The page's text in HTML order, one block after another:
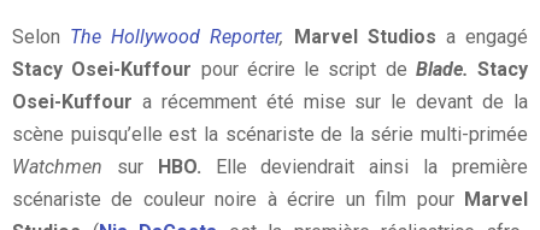
Selon The Hollywood Reporter, Marvel Studios a engagé
Stacy Osei-Kuffour pour écrire le script de Blade. Stacy
Osei-Kuffour a récemment été mise sur le devant de la
scène puisqu’elle est la scénariste de la série multi-primée
Watchmen sur HBO. Elle deviendrait ainsi la première
scénariste de couleur noire à écrire un film pour Marvel